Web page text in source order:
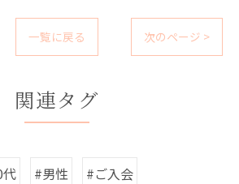
一覧に戻る 次のページ >
関連タグ
#男性 #ご入会